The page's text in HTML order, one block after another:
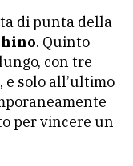
di punta della
. Quinto
con tre
solo all’ultimo
per vincere un